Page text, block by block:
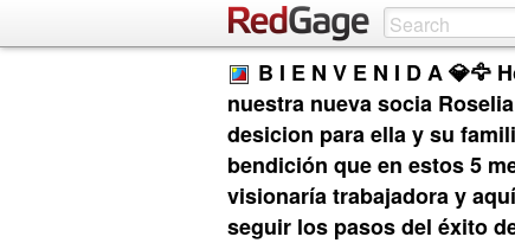
B I E N V E N I D A 💎🦅
nuestra nueva socia
desicion para ella y su
bendición que en estos 5
visionaría trabajadora y
seguir los pasos del éxito